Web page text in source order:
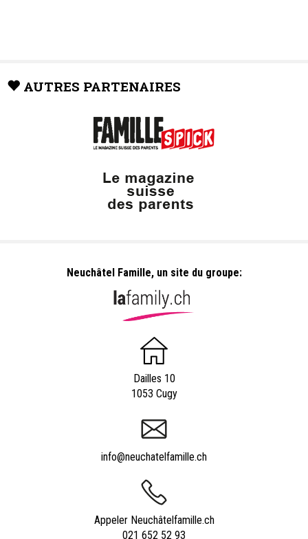
AUTRES PARTENAIRES
Neuchâtel Famille, un site du groupe:
Dailles 10
1053 Cugy
info@neuchatelfamille.ch
Appeler Neuchâtelfamille.ch
021 652 52 93